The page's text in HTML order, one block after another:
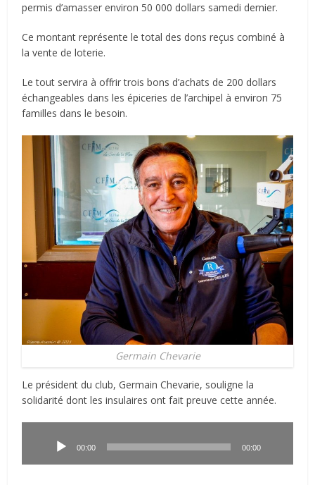
permis d’amasser environ 50 000 dollars samedi dernier.
Ce montant représente le total des dons reçus combiné à
la vente de loterie.
Le tout servira à offrir trois bons d’achats de 200 dollars
échangeables dans les épiceries de l’archipel à environ 75
familles dans le besoin.
Germain Chevarie
Le président du club, Germain Chevarie, souligne la
solidarité dont les insulaires ont fait preuve cette année.
00:00 00:00